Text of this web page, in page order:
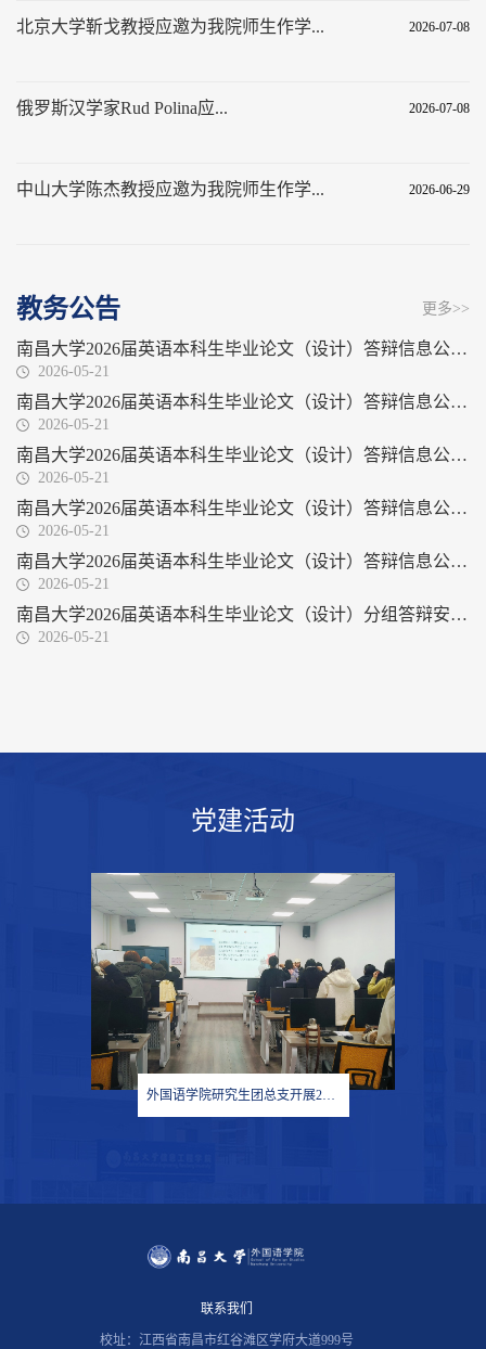
北京大学靳戈教授应邀为我院师生作学... 2026-07-08
俄罗斯汉学家Rud Polina应... 2026-07-08
中山大学陈杰教授应邀为我院师生作学... 2026-06-29
教务公告 更多>>
南昌大学2026届英语本科生毕业论文（设计）答辩信息公示表（第五组）
2026-05-21
南昌大学2026届英语本科生毕业论文（设计）答辩信息公示表（第四组）
2026-05-21
南昌大学2026届英语本科生毕业论文（设计）答辩信息公示表（第三组）
2026-05-21
南昌大学2026届英语本科生毕业论文（设计）答辩信息公示表（第二组）
2026-05-21
南昌大学2026届英语本科生毕业论文（设计）答辩信息公示表（第一组）
2026-05-21
南昌大学2026届英语本科生毕业论文（设计）分组答辩安排公示表
2026-05-21
党建活动
外国语学院研究生团总支开展2024年专题组织生活会和团员教育评议工作
联系我们
校址：江西省南昌市红谷滩区学府大道999号